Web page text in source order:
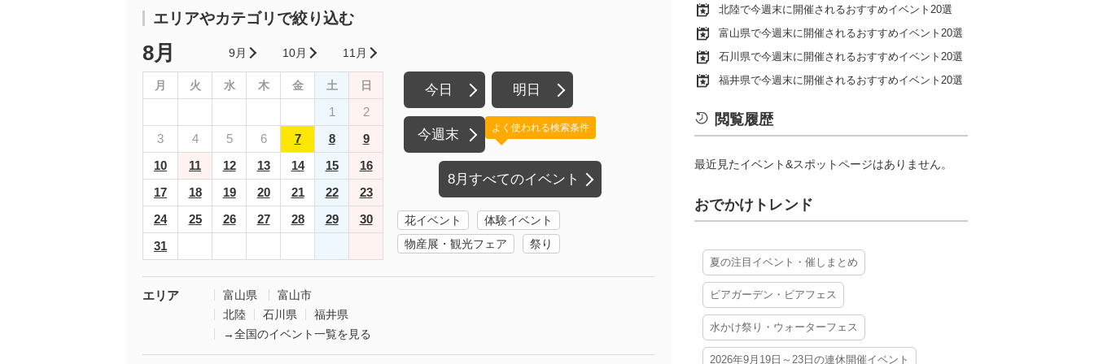
エリアやカテゴリで絞り込む
8月 9月 10月 11月
月 火 水 木 金 土 日
1
2
3
4 5 6 7 8
9
10
11 12 13 14 15
16
17
18 19 20 21 22
23
24
25 26 27 28 29
30
31
今日 明日
今週末
8月すべてのイベント
よく使われる検索条件
花イベント
体験イベント
物産展・観光フェア
祭り
エリア 富山県
富山市
北陸
石川県
福井県
→全国のイベント一覧を見る
北陸で今週末に開催されるおすすめイベント20選
富山県で今週末に開催されるおすすめイベント20選
石川県で今週末に開催されるおすすめイベント20選
福井県で今週末に開催されるおすすめイベント20選
閲覧履歴
最近見たイベント&スポットページはありません。
おでかけトレンド
夏の注目イベント・催しまとめ
ビアガーデン・ビアフェス
水かけ祭り・ウォーターフェス
2026年9月19日～23日の連休開催イベント